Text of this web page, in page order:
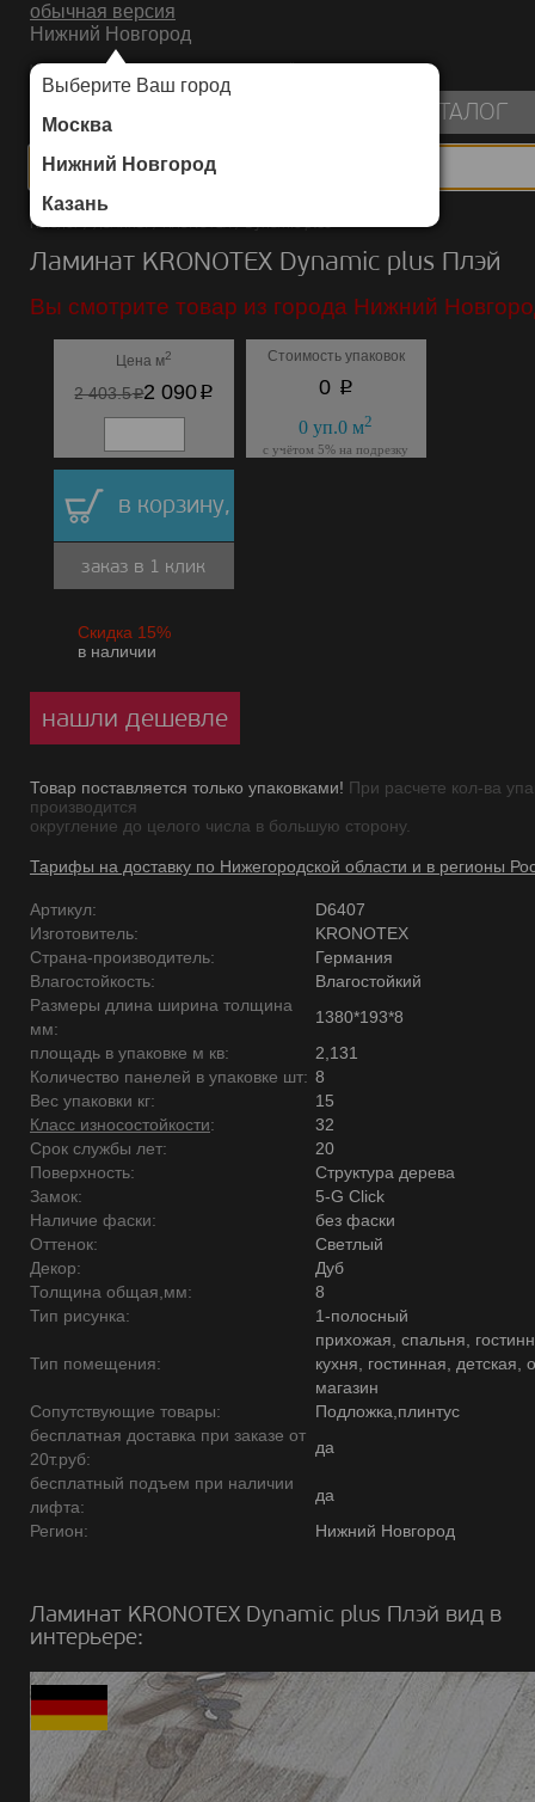
обычная версия
Нижний Новгород
Выберите Ваш город
Москва
Нижний Новгород
Казань
ИНТЕРНЕТ-МАГАЗИН НАПОЛЬНЫХ ПОКРЫТИЙ
КАТАЛОГ
Каталог/Ламинат/KRONOTEX/Dynamic plus
Ламинат KRONOTEX Dynamic plus Плэй
Вы смотрите товар из города Нижний
Цена м2
2 403.5p2 090p
Стоимость упаковок
0 p
0 уп.0 м2
с учётом 5% на подрезку
в корзину,
заказ в 1 клик
Скидка 15%
в наличии
нашли дешевле
Товар поставляется только упаковками! При расчете кол-ва
производится
округление до целого числа в большую сторону.
Тарифы на доставку по Нижегородской области и в регионы
Артикул:
D6407
Изготовитель:
KRONOTEX
Страна-производитель:
Германия
Влагостойкость:
Влагостойкий
Размеры длина ширина толщина
мм:
1380*193*8
площадь в упаковке м кв:
2,131
Количество панелей в упаковке шт: 8
Вес упаковки кг:
15
Класс износостойкости:
32
Срок службы лет:
20
Поверхность:
Структура дерева
Замок:
5-G Click
Наличие фаски:
без фаски
Оттенок:
Светлый
Декор:
Дуб
Толщина общая,мм:
8
Тип рисунка:
1-полосный
Тип помещения:
прихожая, спальня,
кухня, гостинная, детская,
магазин
Сопутствующие товары:
Подложка,плинтус
бесплатная доставка при заказе от
20т.руб:
да
бесплатный подъем при наличии
лифта:
да
Регион:
Нижний Новгород
Ламинат KRONOTEX Dynamic plus Плэй вид в
интерьере: